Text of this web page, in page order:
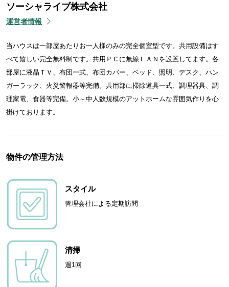
ソーシャライブ株式会社
運営者情報
当ハウスは一部屋あたりお一人様のみの完全個室型です。共用設備はす
べて嬉しい完全無料制です。共用ＰＣに無線ＬＡＮを設置してます。各
部屋に液晶ＴＶ、布団一式、布団カバー、ベッド、照明、デスク、ハン
ガーラック、火災警報器等完備。共用部に掃除道具一式、調理器具、調
理家電、食器等完備。小～中人数規模のアットホームな雰囲気作りを心
掛けております。
物件の管理方法
スタイル
管理会社による定期訪問
清掃
週1回